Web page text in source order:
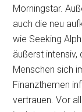
Morningstar.
auch die neu
wie Seeking
äußerst
Menschen sich
Finanzthemen
vertrauen. Vor